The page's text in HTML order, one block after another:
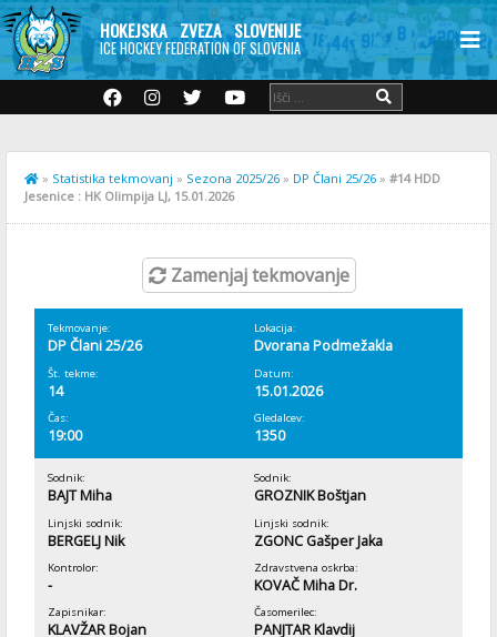
HOKEJSKA ZVEZA SLOVENIJE
ICE HOCKEY FEDERATION OF SLOVENIA
» Statistika tekmovanj » Sezona 2025/26 » DP Člani 25/26 » #14 HDD
Jesenice : HK Olimpija LJ, 15.01.2026
Zamenjaj tekmovanje
Tekmovanje:
DP Člani 25/26
Lokacija:
Dvorana Podmežakla
Št. tekme:
14
Datum:
15.01.2026
Čas:
19:00
Gledalcev:
1350
Sodnik:
BAJT Miha
Sodnik:
GROZNIK Boštjan
Linjski sodnik:
BERGELJ Nik
Linjski sodnik:
ZGONC Gašper Jaka
Kontrolor:
-
Zdravstvena oskrba:
KOVAČ Miha Dr.
Zapisnikar:
KLAVŽAR Bojan
Časomerilec:
PANJTAR Klavdij